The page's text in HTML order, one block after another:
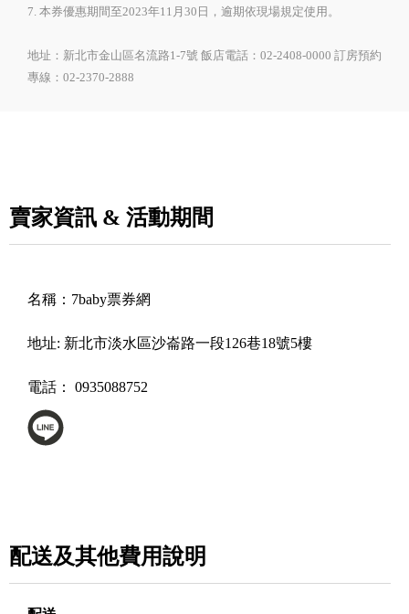
7. 本券優惠期間至2023年11月30日，逾期依現場規定使用。
地址：新北市金山區名流路1-7號 飯店電話：02-2408-0000 訂房預約
專線：02-2370-2888
賣家資訊 & 活動期間
名稱： 7baby票券網
地址: 新北市淡水區沙崙路一段126巷18號5樓
電話： 0935088752
配送及其他費用說明